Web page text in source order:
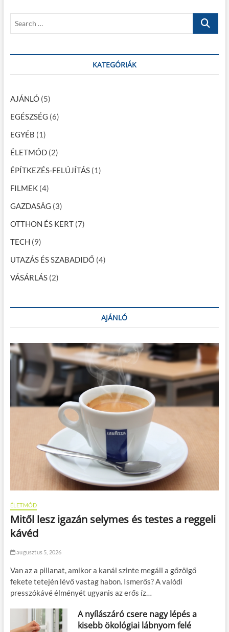
z
é
s
n
v
i
g
á
c
i
ó
s
:
:
r
h
KATEGÓRIÁK
AJÁNLÓ(5)
EGÉSZSÉG (6)
EGYÉB (1)
ÉLETMÓD(2)
ÉPÍTKEZÉS-FELÚJÍTÁS(1)
FILMEK(4)
GAZDASÁG (3)
OTTHON ÉS KERT(7)
TECH (9)
UTAZÁS ÉS SZABADIDŐ (4)
VÁSÁRLÁS(2)
AJÁNLÓ
ÉLETMÓD
Mitől lesz igazán selymes és testes a reggeli
kávéd
augusztus 5, 2026
Van az a pillanat, amikor a kanál szinte megáll a gőzölgő
fekete tetején lévő vastag habon. Ismerős? A valódi
presszókávé élményét ugyanis az erős íz…
A nyílászáró csere nagy lépés a
kisebb ökológiai lábnyom felé